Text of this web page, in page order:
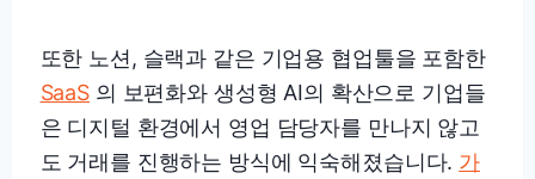
또한 노션, 슬랙과 같은 기업용 협업툴을 포함한
SaaS 의 보편화와 생성형 AI의 확산으로 기업들
은 디지털 환경에서 영업 담당자를 만나지 않고
도 거래를 진행하는 방식에 익숙해졌습니다. 가